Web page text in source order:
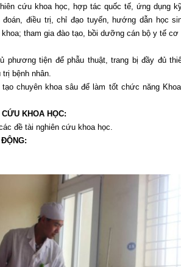
cứu khoa học, hợp tác quốc tế, ứng dụng
điều trị, chỉ đạo tuyến, hướng dẫn học
tham gia đào tạo, bồi dưỡng cán bộ y tế
phương tiện để phẫu thuật, trang bị đầy đủ
trị bệnh nhân.
chuyên khoa sâu để làm tốt chức năng
KHOA HỌC:
đề tài nghiên cứu khoa học.
ĐỘNG: